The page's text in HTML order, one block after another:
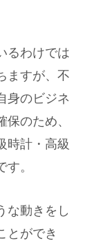
るわけでは
ますが、不
身のビジネ
のため、
時計・高級
。
な動きをし
とができ